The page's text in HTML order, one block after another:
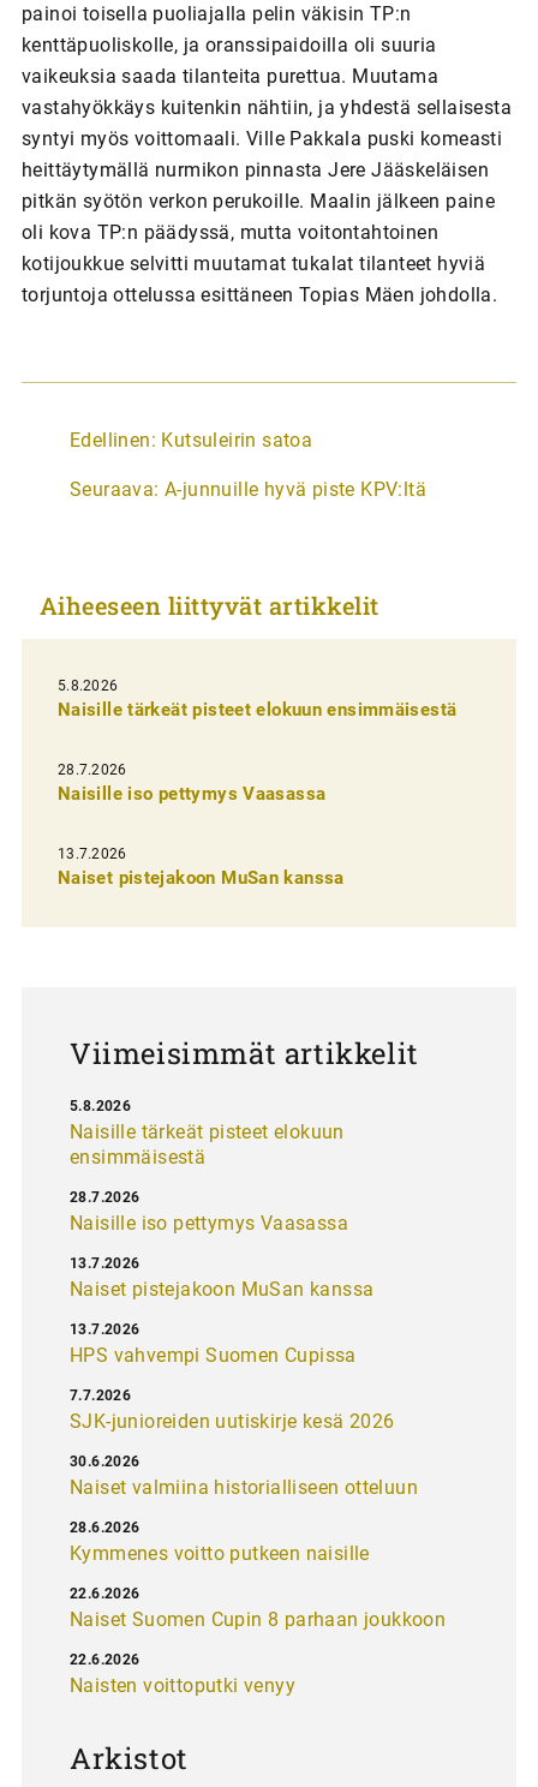
painoi toisella puoliajalla pelin väkisin TP:n
kenttäpuoliskolle, ja oranssipaidoilla oli suuria
vaikeuksia saada tilanteita purettua. Muutama
vastahyökkäys kuitenkin nähtiin, ja yhdestä sellaisesta
syntyi myös voittomaali. Ville Pakkala puski komeasti
heittäytymällä nurmikon pinnasta Jere Jääskeläisen
pitkän syötön verkon perukoille. Maalin jälkeen paine
oli kova TP:n päädyssä, mutta voitontahtoinen
kotijoukkue selvitti muutamat tukalat tilanteet hyviä
torjuntoja ottelussa esittäneen Topias Mäen johdolla.
A
t
k
e
l
i
e
n
e
Edellinen: Kutsuleirin satoa
Seuraava: A-junnuille hyvä piste KPV:ltä
Aiheeseen liittyvät artikkelit
5.8.2026
Naisille tärkeät pisteet elokuun ensimmäisestä
28.7.2026
Naisille iso pettymys Vaasassa
13.7.2026
Naiset pistejakoon MuSan kanssa
Viimeisimmät artikkelit
Naisille tärkeät pisteet elokuun
ensimmäisestä
5.8.2026
Naisille iso pettymys Vaasassa
28.7.2026
Naiset pistejakoon MuSan kanssa
13.7.2026
HPS vahvempi Suomen Cupissa
13.7.2026
SJK-junioreiden uutiskirje kesä 2026
7.7.2026
Naiset valmiina historialliseen otteluun
30.6.2026
Kymmenes voitto putkeen naisille
28.6.2026
Naiset Suomen Cupin 8 parhaan joukkoon
22.6.2026
Naisten voittoputki venyy
22.6.2026
Arkistot